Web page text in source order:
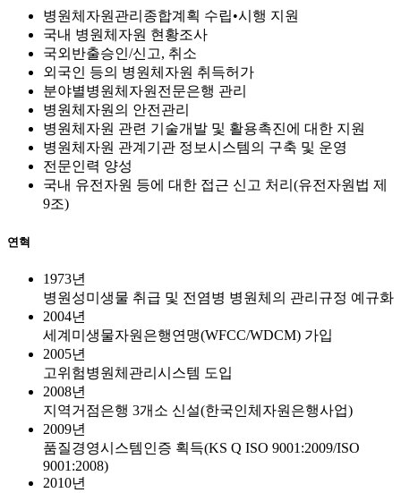
병원체자원관리종합계획 수립•시행 지원
국내 병원체자원 현황조사
국외반출승인/신고, 취소
외국인 등의 병원체자원 취득허가
분야별병원체자원전문은행 관리
병원체자원의 안전관리
병원체자원 관련 기술개발 및 활용촉진에 대한 지원
병원체자원 관계기관 정보시스템의 구축 및 운영
전문인력 양성
국내 유전자원 등에 대한 접근 신고 처리(유전자원법 제
9조)
연혁
1973년
병원성미생물 취급 및 전염병 병원체의 관리규정 예규화
2004년
세계미생물자원은행연맹(WFCC/WDCM) 가입
2005년
고위험병원체관리시스템 도입
2008년
지역거점은행 3개소 신설(한국인체자원은행사업)
2009년
품질경영시스템인증 획득(KS Q ISO 9001:2009/ISO
9001:2008)
2010년